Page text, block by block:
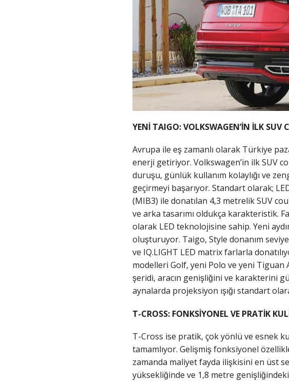
YENİ TAIGO: VOLKSWAGEN’İN İLK SUV
Avrupa ile eş zamanlı olarak Türkiye
enerji getiriyor. Volkswagen’in ilk SUV
duruşu, günlük kullanım kolaylığı ve
geçirmeyi başarıyor. Standart olarak;
(MIB3) ile donatılan 4,3 metrelik SUV
ve arka tasarımı oldukça karakteristik.
olarak LED teknolojisine sahip. Yeni
oluşturuyor. Taigo, Style donanım
ve IQ.LIGHT LED matrix farlarla
modelleri Golf, yeni Polo ve yeni Tiguan
şeridi, aracın genişliğini ve karakterini
aynalarda projeksiyon ışığı standart
T-CROSS: FONKSİYONEL VE PRATİK
T-Cross ise pratik, çok yönlü ve esnek
tamamlıyor. Gelişmiş fonksiyonel
zamanda maliyet fayda ilişkisini en üst
yüksekliğinde ve 1,8 metre